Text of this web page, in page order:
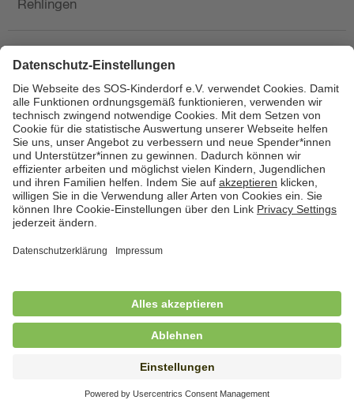
Rehlingen
Hauswirtschafterin / Köchin (m/w/d) als
Ausbilderin (m/w/d) im Bereich
Nahrungszubereitung
in Vollzeit (38,5 Std./Wo.), SOS-Kinderdorf
Saarbrücken, Saarbrücken
Hauswirtschaftskraft (m/w/d)
in Teilzeit (mind. 20 - max. 30 Std./.Wo.), SOS-
Hauswirtschaftskraft (m/w/d)
in unbefristeter Anstellung, Teilzeit (20 Std./Wo.), SOS-
Kinderdorf Dortmund, Hagen